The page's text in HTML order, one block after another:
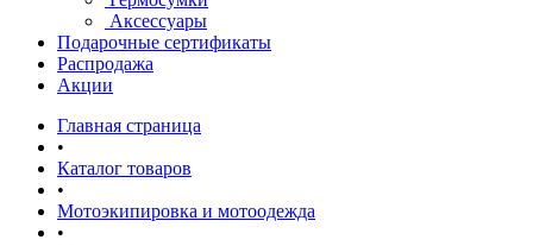
Аксессуары
Подарочные сертификаты
Распродажа
Акции
Главная страница
•
Каталог товаров
•
Мотоэкипировка и мотоодежда
•